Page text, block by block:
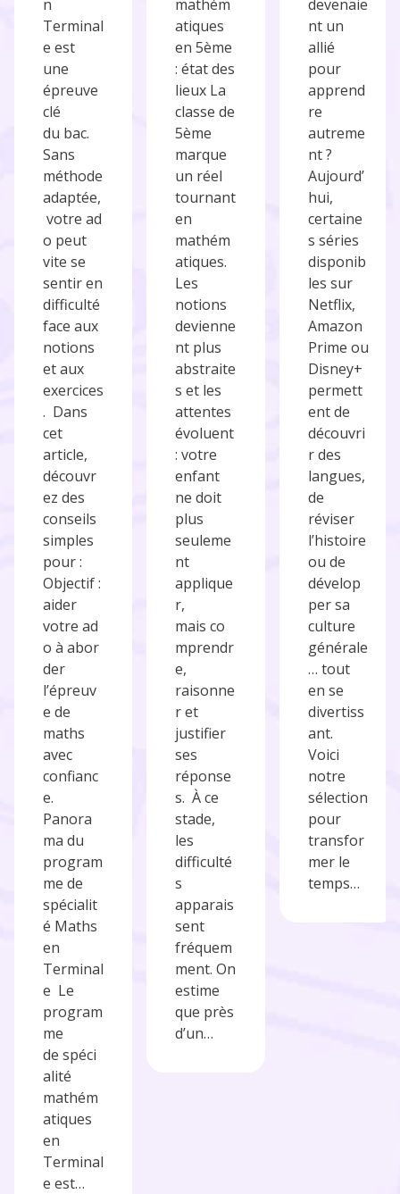
n
Terminal
e est
une
épreuve
clé
du bac.
Sans
méthode
adaptée,
votre ad
o peut
vite se
sentir en
difficulté
face aux
notions
et aux
exercices
. Dans
cet
article,
découvr
ez des
conseils
simples
pour :
Objectif :
aider
votre ad
o à abor
der
l’épreuv
e de
maths
avec
confianc
e.
Panora
ma du
program
me de
spécialit
é Maths
en
Terminal
e Le
program
me
de spéci
alité
mathém
atiques
en
Terminal
e est…
mathém
atiques
en 5ème
: état des
lieux La
classe de
5ème
marque
un réel
tournant
en
mathém
atiques.
Les
notions
devienne
nt plus
abstraite
s et les
attentes
évoluent
: votre
enfant
ne doit
plus
seuleme
nt
applique
r,
mais co
mprendr
e,
raisonne
r et
justifier
ses
réponse
s. À ce
stade,
les
difficulté
s
apparais
sent
fréquem
ment. On
estime
que près
d’un…
devenaie
nt un
allié
pour
apprend
re
autreme
nt ?
Aujourd’
hui,
certaine
s séries
disponib
les sur
Netflix,
Amazon
Prime ou
Disney+
permett
ent de
découvri
r des
langues,
de
réviser
l’histoire
ou de
dévelop
per sa
culture
générale
… tout
en se
divertiss
ant.
Voici
notre
sélection
pour
transfor
mer le
temps…